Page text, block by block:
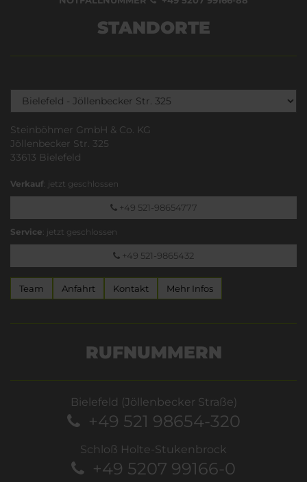
STANDORTE
Steinböhmer GmbH & Co. KG
Jöllenbecker Str. 325
33613 Bielefeld
Verkauf: jetzt geschlossen
+49 521-98654777
Service: jetzt geschlossen
+49 521-9865432
Team Anfahrt Kontakt Mehr Infos
RUFNUMMERN
Bielefeld (Jöllenbecker Straße)
+49 521 98654-320
Schloß Holte-Stukenbrock
+49 5207 99166-0